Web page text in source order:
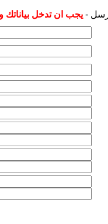
- يجب ان تدخل بياناتك